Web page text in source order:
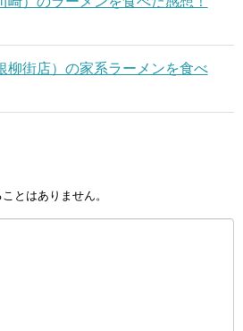
柳街店）の家系ラーメンを食べ
とはありません。